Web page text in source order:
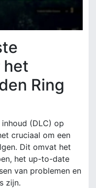
het
Ring
(DLC) op
cruciaal om een
Dit omvat het
het up-to-date
van problemen en
zijn.